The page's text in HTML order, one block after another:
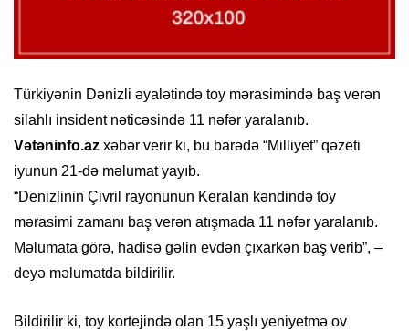
Türkiyənin Dənizli əyalətində toy mərasimində baş verən
silahlı insident nəticəsində 11 nəfər yaralanıb.
Vətəninfo.az xəbər verir ki, bu barədə “Milliyet” qəzeti
iyunun 21-də məlumat yayıb.
“Denizlinin Çivril rayonunun Keralan kəndində toy
mərasimi zamanı baş verən atışmada 11 nəfər yaralanıb.
Məlumata görə, hadisə gəlin evdən çıxarkən baş verib”, –
deyə məlumatda bildirilir.
Bildirilir ki, toy kortejində olan 15 yaşlı yeniyetmə ov